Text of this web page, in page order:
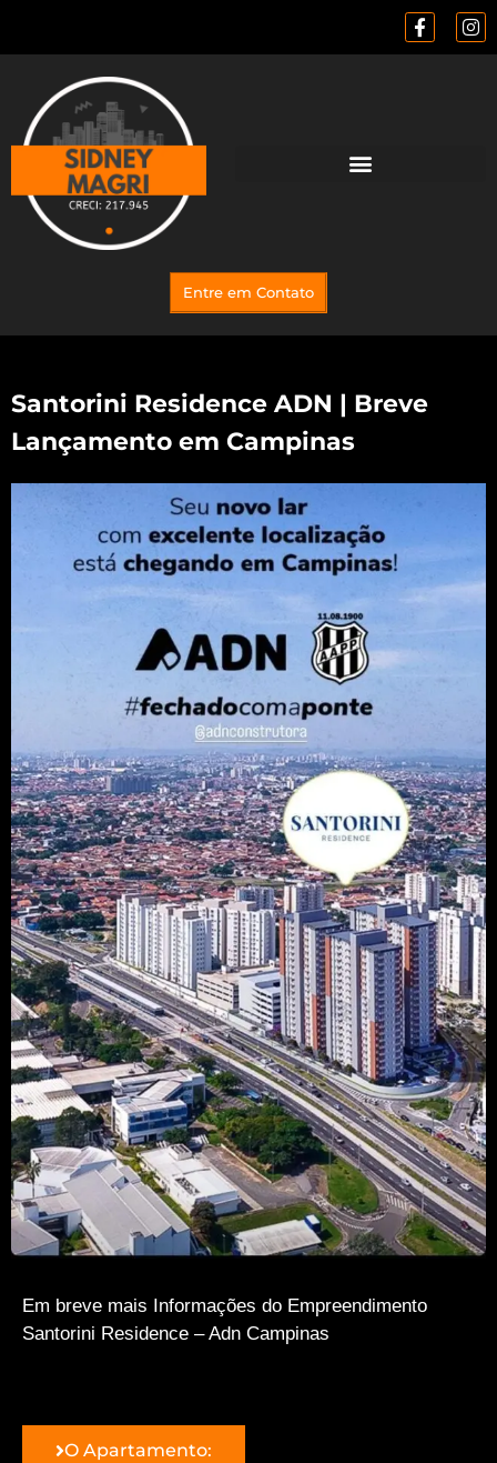
Entre em Contato
Santorini Residence ADN | Breve
Lançamento em Campinas
Em breve mais Informações do Empreendimento
Santorini Residence – Adn Campinas
O Apartamento: